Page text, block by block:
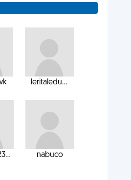
leritaledu...
nabuco